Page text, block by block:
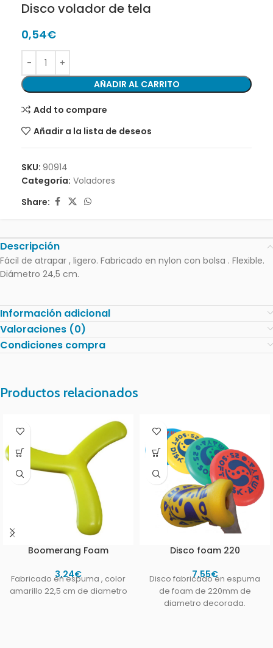
Disco volador de tela
0,54€
AÑADIR AL CARRITO
Add to compare
Añadir a la lista de deseos
SKU: 90914
Categoría: Voladores
Share:
Descripción
Fácil de atrapar , ligero. Fabricado en nylon con bolsa . Flexible.
Diámetro 24,5 cm.
Información adicional
Valoraciones (0)
Condiciones compra
Productos relacionados
Boomerang Foam
3,24€
Fabricado en espuma , color
amarillo 22,5 cm de diametro
Disco foam 220
7,55€
Disco fabricado en espuma
de foam de 220mm de
diametro decorada.